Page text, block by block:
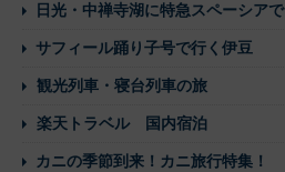
日光・中禅寺湖に特急スペーシアで
サフィール踊り子号で行く伊豆
観光列車・寝台列車の旅
楽天トラベル 国内宿泊
カニの季節到来！カニ旅行特集！